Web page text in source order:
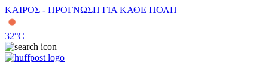
ΚΑΙΡΟΣ - ΠΡΟΓΝΩΣΗ ΓΙΑ ΚΑΘΕ ΠΟΛΗ
32°C